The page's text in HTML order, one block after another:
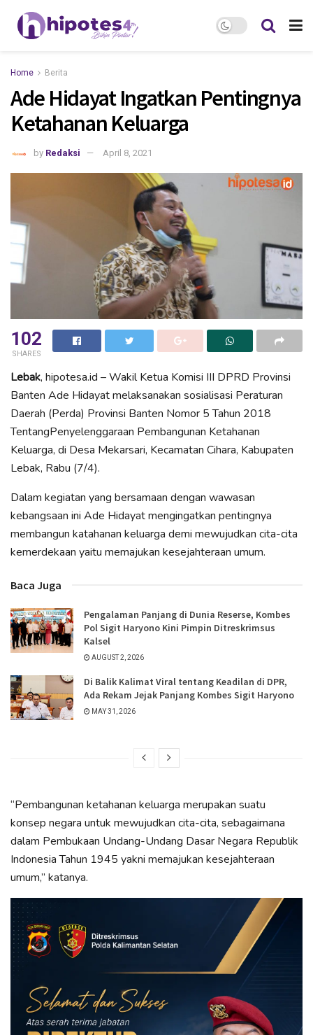
Home Berita
Ade Hidayat Ingatkan Pentingnya
Ketahanan Keluarga
by Redaksi April 8, 2021
102
SHARES
Lebak, hipotesa.id – Wakil Ketua Komisi III DPRD Provinsi
Banten Ade Hidayat melaksanakan sosialisasi Peraturan
Daerah (Perda) Provinsi Banten Nomor 5 Tahun 2018
TentangPenyelenggaraan Pembangunan Ketahanan
Keluarga, di Desa Mekarsari, Kecamatan Cihara, Kabupaten
Lebak, Rabu (7/4).
Dalam kegiatan yang bersamaan dengan wawasan
kebangsaan ini Ade Hidayat mengingatkan pentingnya
membangun katahanan keluarga demi mewujudkan cita-cita
kemerdekaan yaitu memajukan kesejahteraan umum.
Baca Juga
Pengalaman Panjang di Dunia Reserse, Kombes
Pol Sigit Haryono Kini Pimpin Ditreskrimsus
Kalsel
AUGUST 2, 2026
Di Balik Kalimat Viral tentang Keadilan di DPR,
Ada Rekam Jejak Panjang Kombes Sigit Haryono
MAY 31, 2026
“Pembangunan ketahanan keluarga merupakan suatu
konsep negara untuk mewujudkan cita-cita, sebagaimana
dalam Pembukaan Undang-Undang Dasar Negara Republik
Indonesia Tahun 1945 yakni memajukan kesejahteraan
umum,” katanya.